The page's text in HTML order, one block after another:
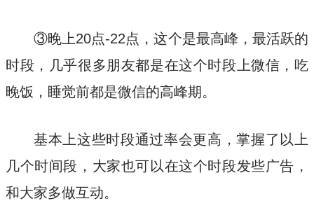
③晚上20点-22点，这个是最高峰，最活跃的
时段，几乎很多朋友都是在这个时段上微信，吃
晚饭，睡觉前都是微信的高峰期。
基本上这些时段通过率会更高，掌握了以上
几个时间段，大家也可以在这个时段发些广告，
和大家多做互动。